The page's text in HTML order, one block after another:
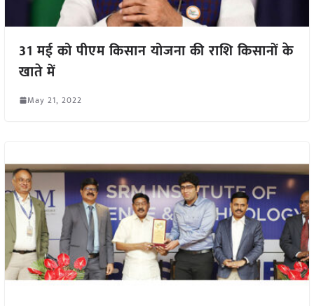
31 मई को पीएम किसान योजना की राशि किसानों के
खाते में
May 21, 2022